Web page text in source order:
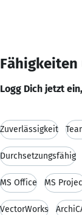
Logg Dich jetzt
Zuverlässigkeit
Durchsetzungsfähig
MS Office MS
VectorWorks